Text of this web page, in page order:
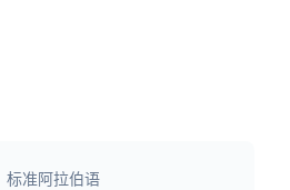
标准阿拉伯语